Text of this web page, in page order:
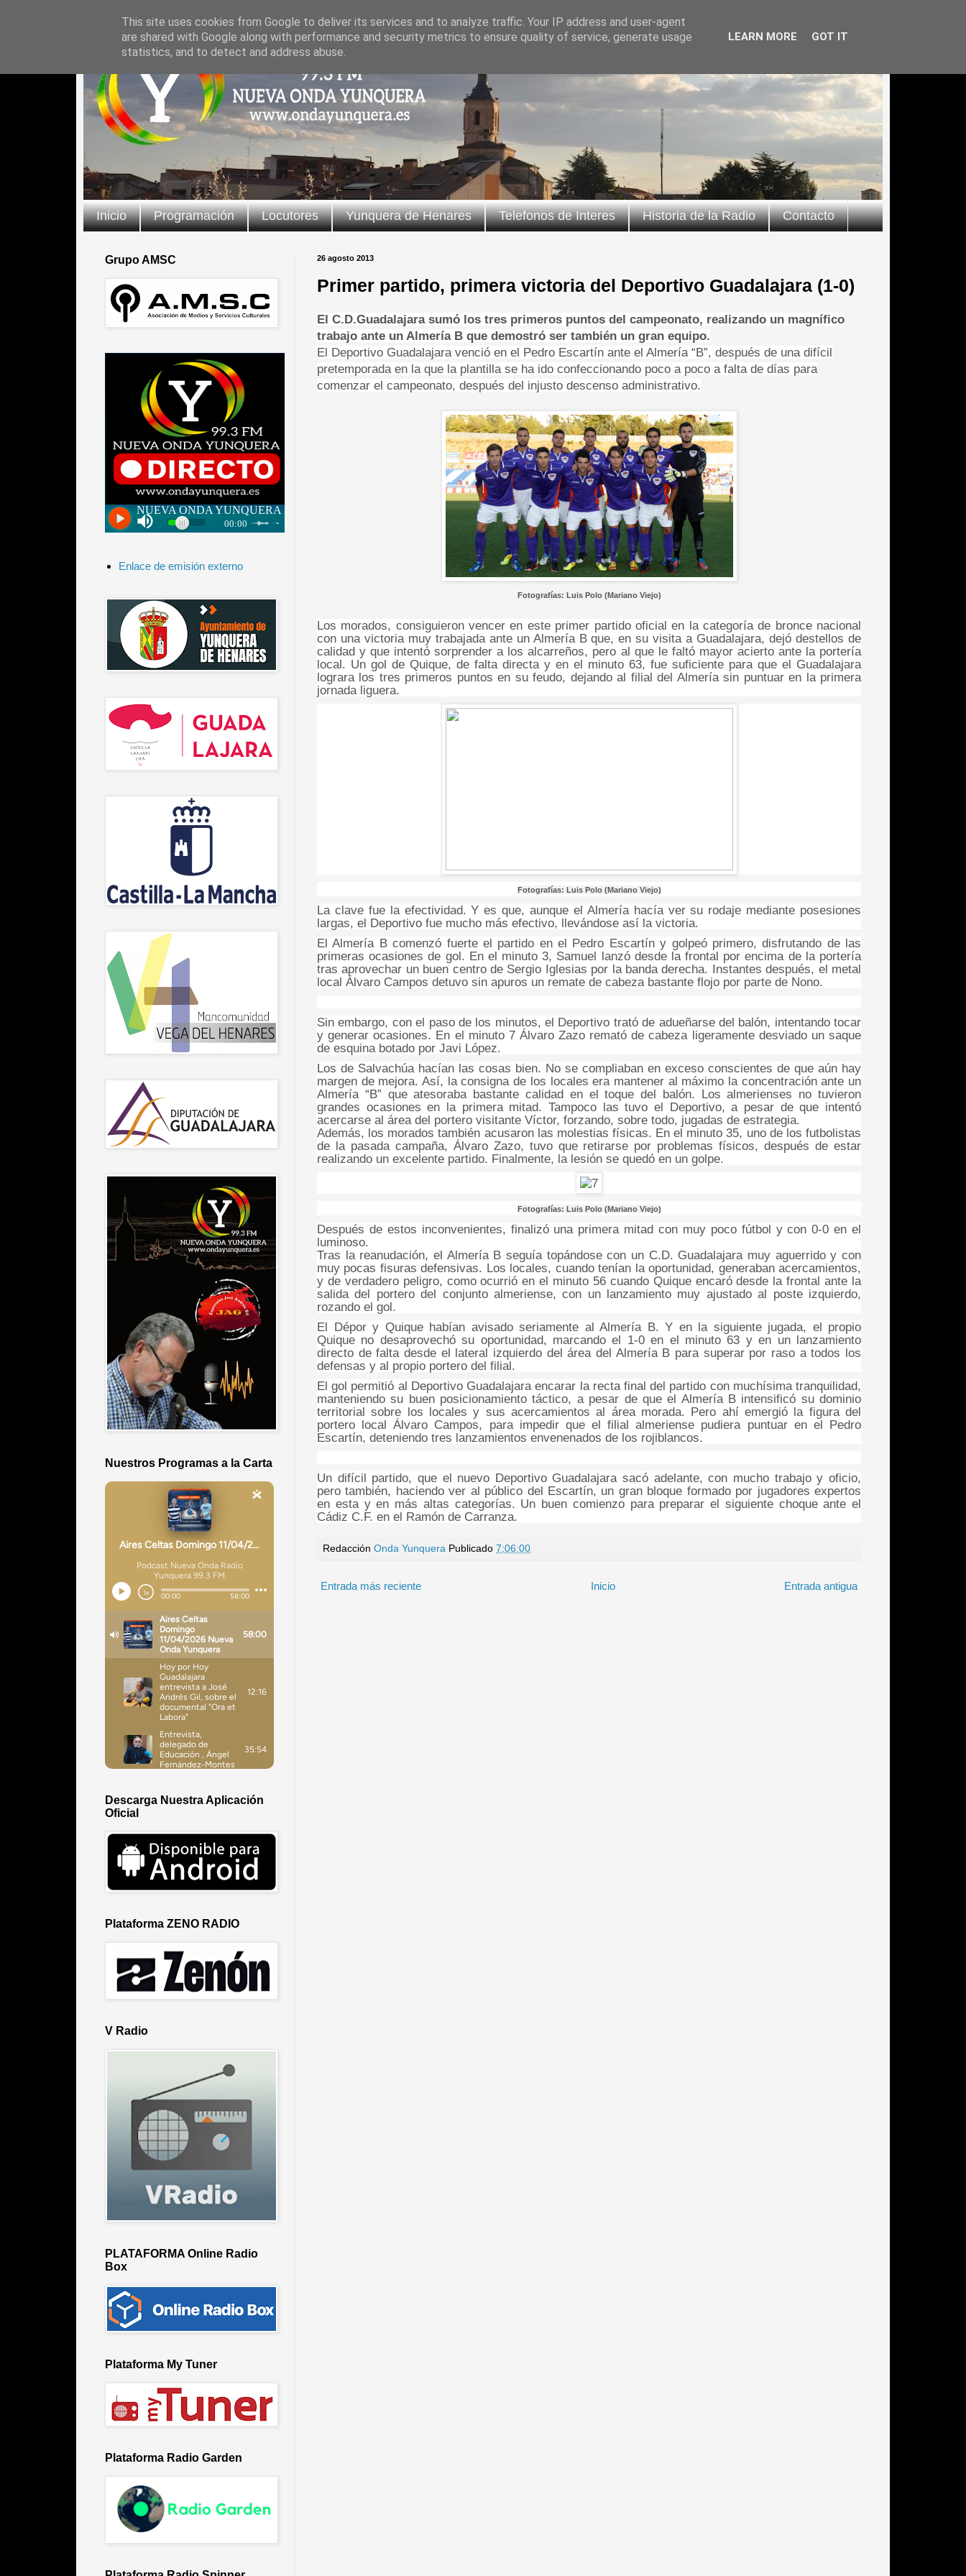
Inicio Programación Locutores Yunquera de Henares Telefonos de Interes Historia de la Radio Contacto
26 agosto 2013
Primer partido, primera victoria del Deportivo Guadalajara (1-0)
El C.D.Guadalajara sumó los tres primeros puntos del campeonato, realizando un magnífico
trabajo ante un Almería B que demostró ser también un gran equipo.
El Deportivo Guadalajara venció en el Pedro Escartín ante el Almería “B”, después de una difícil
pretemporada en la que la plantilla se ha ido confeccionando poco a poco a falta de días para
comenzar el campeonato, después del injusto descenso administrativo.
Fotografías: Luis Polo (Mariano Viejo)
Los morados, consiguieron vencer en este primer partido oficial en la categoría de bronce nacional
con una victoria muy trabajada ante un Almería B que, en su visita a Guadalajara, dejó destellos de
calidad y que intentó sorprender a los alcarreños, pero al que le faltó mayor acierto ante la portería
local. Un gol de Quique, de falta directa y en el minuto 63, fue suficiente para que el Guadalajara
lograra los tres primeros puntos en su feudo, dejando al filial del Almería sin puntuar en la primera
jornada liguera.
Fotografías: Luis Polo (Mariano Viejo)
La clave fue la efectividad. Y es que, aunque el Almería hacía ver su rodaje mediante posesiones
largas, el Deportivo fue mucho más efectivo, llevándose así la victoria.
El Almería B comenzó fuerte el partido en el Pedro Escartín y golpeó primero, disfrutando de las
primeras ocasiones de gol. En el minuto 3, Samuel lanzó desde la frontal por encima de la portería
tras aprovechar un buen centro de Sergio Iglesias por la banda derecha. Instantes después, el metal
local Álvaro Campos detuvo sin apuros un remate de cabeza bastante flojo por parte de Nono.
Sin embargo, con el paso de los minutos, el Deportivo trató de adueñarse del balón, intentando tocar
y generar ocasiones. En el minuto 7 Álvaro Zazo remató de cabeza ligeramente desviado un saque
de esquina botado por Javi López.
Los de Salvachúa hacían las cosas bien. No se compliaban en exceso conscientes de que aún hay
margen de mejora. Así, la consigna de los locales era mantener al máximo la concentración ante un
Almería “B” que atesoraba bastante calidad en el toque del balón. Los almerienses no tuvieron
grandes ocasiones en la primera mitad. Tampoco las tuvo el Deportivo, a pesar de que intentó
acercarse al área del portero visitante Víctor, forzando, sobre todo, jugadas de estrategia.
Además, los morados también acusaron las molestias físicas. En el minuto 35, uno de los futbolistas
de la pasada campaña, Álvaro Zazo, tuvo que retirarse por problemas físicos, después de estar
realizando un excelente partido. Finalmente, la lesión se quedó en un golpe.
Fotografías: Luis Polo (Mariano Viejo)
Después de estos inconvenientes, finalizó una primera mitad con muy poco fútbol y con 0-0 en el
luminoso.
Tras la reanudación, el Almería B seguía topándose con un C.D. Guadalajara muy aguerrido y con
muy pocas fisuras defensivas. Los locales, cuando tenían la oportunidad, generaban acercamientos,
y de verdadero peligro, como ocurrió en el minuto 56 cuando Quique encaró desde la frontal ante la
salida del portero del conjunto almeriense, con un lanzamiento muy ajustado al poste izquierdo,
rozando el gol.
El Dépor y Quique habían avisado seriamente al Almería B. Y en la siguiente jugada, el propio
Quique no desaprovechó su oportunidad, marcando el 1-0 en el minuto 63 y en un lanzamiento
directo de falta desde el lateral izquierdo del área del Almería B para superar por raso a todos los
defensas y al propio portero del filial.
El gol permitió al Deportivo Guadalajara encarar la recta final del partido con muchísima tranquilidad,
manteniendo su buen posicionamiento táctico, a pesar de que el Almería B intensificó su dominio
territorial sobre los locales y sus acercamientos al área morada. Pero ahí emergió la figura del
portero local Álvaro Campos, para impedir que el filial almeriense pudiera puntuar en el Pedro
Escartín, deteniendo tres lanzamientos envenenados de los rojiblancos.
Un difícil partido, que el nuevo Deportivo Guadalajara sacó adelante, con mucho trabajo y oficio,
pero también, haciendo ver al público del Escartín, un gran bloque formado por jugadores expertos
en esta y en más altas categorías. Un buen comienzo para preparar el siguiente choque ante el
Cádiz C.F. en el Ramón de Carranza.
Redacción Onda Yunquera Publicado 7:06:00
Entrada más reciente Entrada antigua
Inicio
Grupo AMSC
Enlace de emisión externo
Nuestros Programas a la Carta
Descarga Nuestra Aplicación
Oficial
Plataforma ZENO RADIO
V Radio
PLATAFORMA Online Radio
Box
Plataforma My Tuner
Plataforma Radio Garden
This site uses cookies from Google to deliver its services and to analyze traffic. Your IP address and user-agent
are shared with Google along with performance and security metrics to ensure quality of service, generate usage
statistics, and to detect and address abuse.
LEARN MORE GOT IT